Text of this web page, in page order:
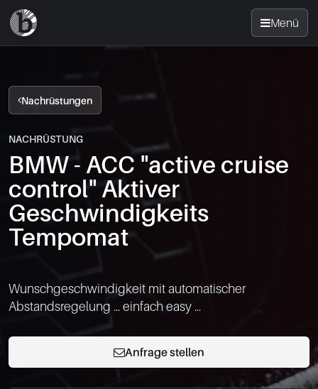
Menü
Startseite
Nachrüsten
News
FAQ
Standorte
Kontakt
info@bimmer-manufaktur.de
Nachrüstungen
NACHRÜSTUNG
BMW - ACC "active cruise
control" Aktiver
Geschwindigkeits
Tempomat
Wunschgeschwindigkeit mit automatischer
Abstandsregelung ... einfach easy ...
Anfrage stellen